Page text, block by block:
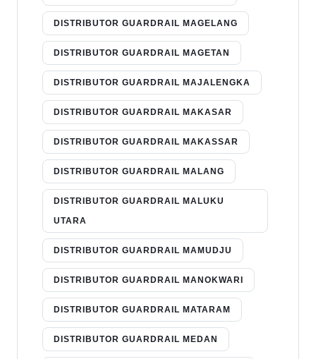
DISTRIBUTOR GUARDRAIL MAGELANG
DISTRIBUTOR GUARDRAIL MAGETAN
DISTRIBUTOR GUARDRAIL MAJALENGKA
DISTRIBUTOR GUARDRAIL MAKASAR
DISTRIBUTOR GUARDRAIL MAKASSAR
DISTRIBUTOR GUARDRAIL MALANG
DISTRIBUTOR GUARDRAIL MALUKU
UTARA
DISTRIBUTOR GUARDRAIL MAMUDJU
DISTRIBUTOR GUARDRAIL MANOKWARI
DISTRIBUTOR GUARDRAIL MATARAM
DISTRIBUTOR GUARDRAIL MEDAN